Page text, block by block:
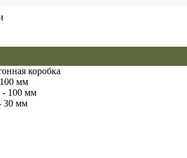
коробка
мм
- 100 мм
30 мм